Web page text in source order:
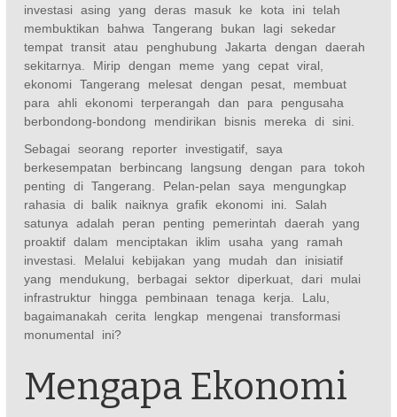
investasi asing yang deras masuk ke kota ini telah
membuktikan bahwa Tangerang bukan lagi sekedar
tempat transit atau penghubung Jakarta dengan daerah
sekitarnya. Mirip dengan meme yang cepat viral,
ekonomi Tangerang melesat dengan pesat, membuat
para ahli ekonomi terperangah dan para pengusaha
berbondong-bondong mendirikan bisnis mereka di sini.
Sebagai seorang reporter investigatif, saya
berkesempatan berbincang langsung dengan para tokoh
penting di Tangerang. Pelan-pelan saya mengungkap
rahasia di balik naiknya grafik ekonomi ini. Salah
satunya adalah peran penting pemerintah daerah yang
proaktif dalam menciptakan iklim usaha yang ramah
investasi. Melalui kebijakan yang mudah dan inisiatif
yang mendukung, berbagai sektor diperkuat, dari mulai
infrastruktur hingga pembinaan tenaga kerja. Lalu,
bagaimanakah cerita lengkap mengenai transformasi
monumental ini?
Mengapa Ekonomi